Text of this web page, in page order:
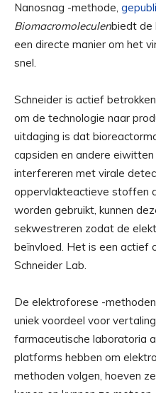
Nanosnag -methode,
Biomacromoleculenbiedt de
een directe manier om het
snel.
Schneider is actief
om de technologie naar
uitdaging is dat
capsiden en andere
interfereren met virale
oppervlakteactieve stoffen
worden gebruikt, kunnen
sekwestreren zodat de
beïnvloed. Het is een actief
Schneider Lab.
De elektroforese -
uniek voordeel voor
farmaceutische laboratoria
platforms hebben om
methoden volgen, hoeven